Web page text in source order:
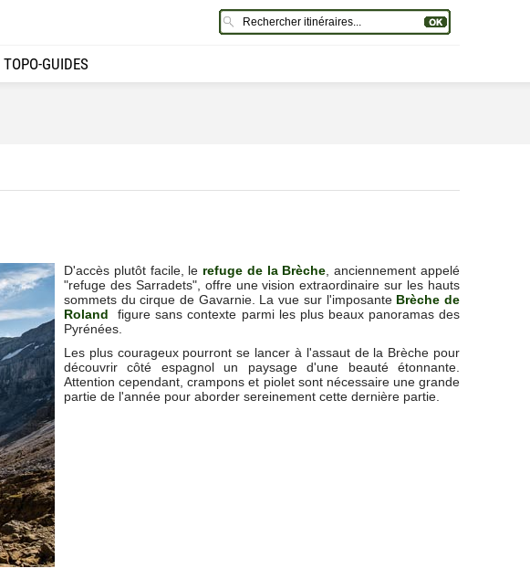
TOPO-GUIDES
D'accès plutôt facile, le refuge de la Brèche , anciennement appelé
"refuge des Sarradets", offre une vision extraordinaire sur les hauts
sommets du cirque de Gavarnie. La vue sur l'imposante Brèche de
Roland figure sans contexte parmi les plus beaux panoramas des
Pyrénées.
Les plus courageux pourront se lancer à l'assaut de la Brèche pour
découvrir côté espagnol un paysage d'une beauté étonnante.
Attention cependant, crampons et piolet sont nécessaire une grande
partie de l'année pour aborder sereinement cette dernière partie.